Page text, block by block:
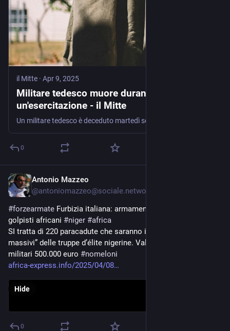
il Mitte · Apr 9, 2025
Militare tedesco muore durante
un'esercitazione - il Mitte
0
Antonio Mazzeo
@antoniomazzeo@sociale.network
#forzearmate Furbizia italiana: armamenti obsoleti ai regimi
golpisti africani #niger #africa
SI tratta di 220 paracadute che saranno impiegati per i “lanci
massivi” delle truppe d’élite nigerine. Valore delle attrezzature
militari 500.000 euro #nomeloni
africa-express.info/2025/04/08
Hide
0